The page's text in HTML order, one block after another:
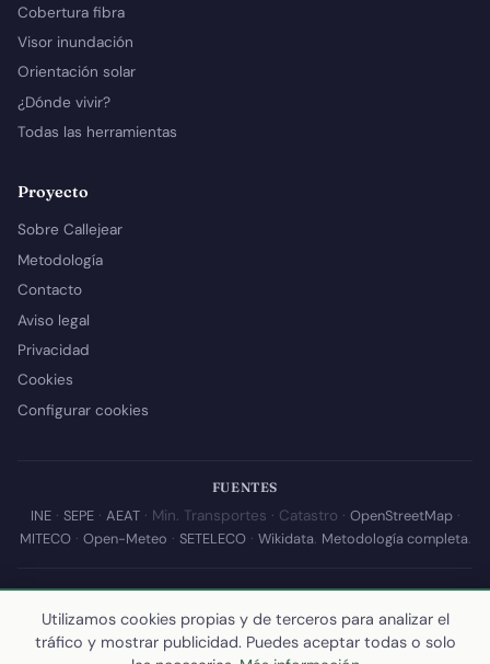
Cobertura fibra
Visor inundación
Orientación solar
¿Dónde vivir?
Todas las herramientas
Proyecto
Sobre Callejear
Metodología
Contacto
Aviso legal
Privacidad
Cookies
Configurar cookies
FUENTES
INE· SEPE· AEAT· Min. Transportes · Catastro · OpenStreetMap·
MITECO· Open-Meteo · SETELECO· Wikidata. Metodología completa.
© 2026 Callejear.com — Directorio municipal de España con datos
abiertos. Desarrollado y mantenido porYoel Castaño.
Última actualización de esta página:10 de julio de 2026
Utilizamos cookies propias y de terceros para analizar el
tráfico y mostrar publicidad. Puedes aceptar todas o solo